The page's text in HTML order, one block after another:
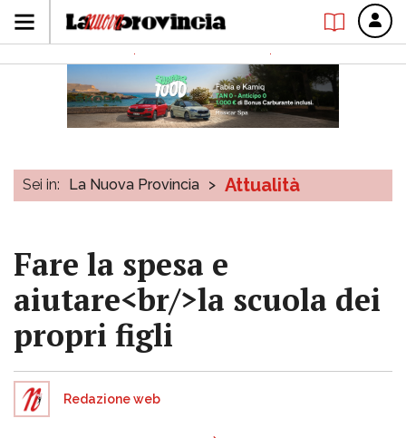
Sei in: La Nuova Provincia > Attualità
Fare la spesa e
aiutare<br/>la scuola dei
propri figli
Redazione web